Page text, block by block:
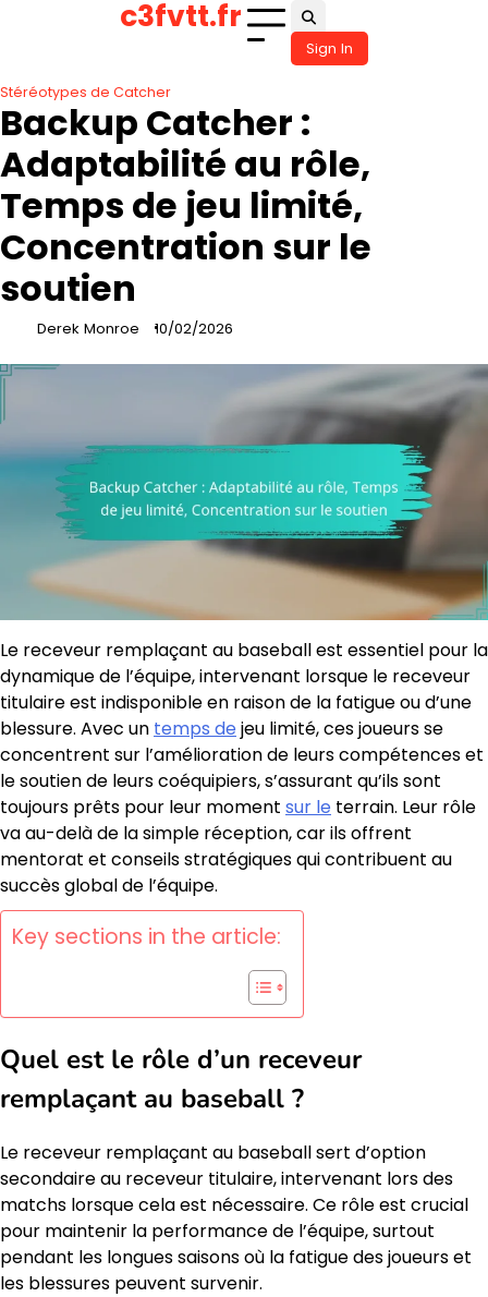
c3fvtt.fr
Sign In
Stéréotypes de Catcher
Backup Catcher :
Adaptabilité au rôle,
Temps de jeu limité,
Concentration sur le
soutien
Derek Monroe 10/02/2026
Le receveur remplaçant au baseball est essentiel pour la
dynamique de l’équipe, intervenant lorsque le receveur
titulaire est indisponible en raison de la fatigue ou d’une
blessure. Avec un temps de jeu limité, ces joueurs se
concentrent sur l’amélioration de leurs compétences et
le soutien de leurs coéquipiers, s’assurant qu’ils sont
toujours prêts pour leur moment sur le terrain. Leur rôle
va au-delà de la simple réception, car ils offrent
mentorat et conseils stratégiques qui contribuent au
succès global de l’équipe.
Key sections in the article:
Quel est le rôle d’un receveur
remplaçant au baseball ?
Le receveur remplaçant au baseball sert d’option
secondaire au receveur titulaire, intervenant lors des
matchs lorsque cela est nécessaire. Ce rôle est crucial
pour maintenir la performance de l’équipe, surtout
pendant les longues saisons où la fatigue des joueurs et
les blessures peuvent survenir.